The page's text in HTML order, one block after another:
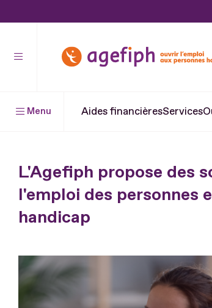
contenu
Menu Aides financièresServices
L'Agefiph propose des
l'emploi des personnes
handicap